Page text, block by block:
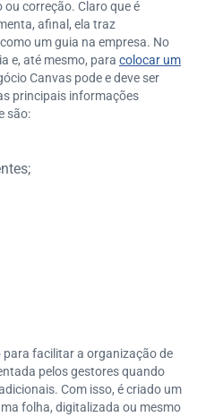
correção. Claro que é
afinal, ela traz
um guia na empresa. No
e, até mesmo, para colocar um
Canvas pode e deve ser
principais informações
são:
para facilitar a organização de
pelos gestores quando
Com isso, é criado um
folha, digitalizada ou mesmo